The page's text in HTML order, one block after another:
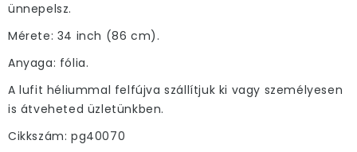
ünnepelsz.
Mérete: 34 inch (86 cm).
Anyaga: fólia.
A lufit héliummal felfújva szállítjuk ki vagy személyesen
is átveheted üzletünkben.
Cikkszám: pg40070